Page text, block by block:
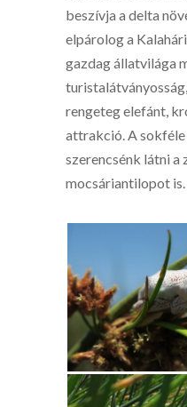
beszívja a delta
elpárolog a
gazdag állatvilága
rengeteg elefánt,
attrakció. A
szerencsénk látni a
mocsáriantilopot is.